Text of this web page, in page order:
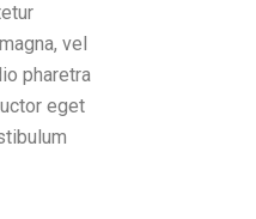
vel
pharetra
eget